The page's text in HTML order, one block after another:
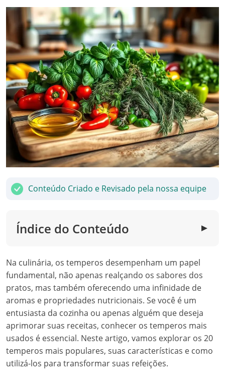
Conteúdo Criado e Revisado pela nossa equipe
Índice do Conteúdo ▼
Na culinária, os temperos desempenham um papel
fundamental, não apenas realçando os sabores dos
pratos, mas também oferecendo uma infinidade de
aromas e propriedades nutricionais. Se você é um
entusiasta da cozinha ou apenas alguém que deseja
aprimorar suas receitas, conhecer os temperos mais
usados é essencial. Neste artigo, vamos explorar os 20
temperos mais populares, suas características e como
utilizá-los para transformar suas refeições.